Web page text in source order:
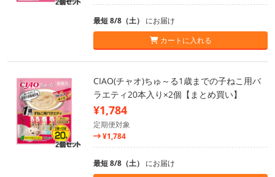
最短 8/8（土） にお届け
カートに入れる
CIAO(チャオ)ちゅ～る1歳までの子ねこ用バ
ラエティ20本入り×2個【まとめ買い】
¥1,784
定期便対象
¥1,784
最短 8/8（土） にお届け